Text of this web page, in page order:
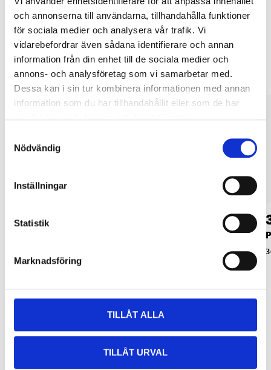
och annonserna till användarna, tillhandahålla funktioner
för sociala medier och analysera vår trafik. Vi
vidarebefordrar även sådana identifierare och annan
information från din enhet till de sociala medier och
annons- och analysföretag som vi samarbetar med.
Dessa kan i sin tur kombinera informationen med annan
information som du har tillhandahållit eller som de har
Nödvändig
Inställningar
Statistik
Marknadsföring
TILLÅT ALLA
TILLÅT URVAL
Andra kunder köpte också
89 90
28-459
Relaterade produkter